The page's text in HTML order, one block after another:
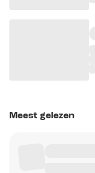
Meest gelezen